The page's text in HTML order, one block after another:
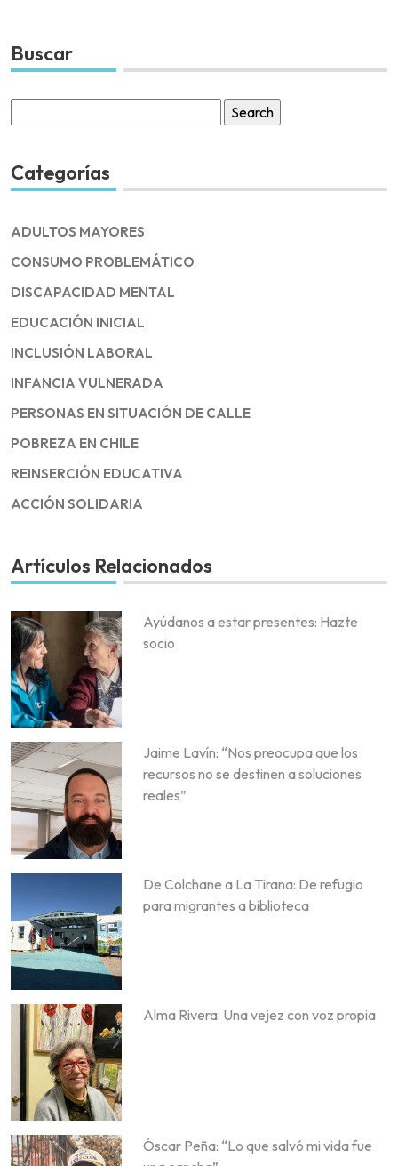
Buscar
for:
Categorías
ADULTOS MAYORES
CONSUMO PROBLEMÁTICO
DISCAPACIDAD MENTAL
EDUCACIÓN INICIAL
INCLUSIÓN LABORAL
INFANCIA VULNERADA
PERSONAS EN SITUACIÓN DE CALLE
POBREZA EN CHILE
REINSERCIÓN EDUCATIVA
ACCIÓN SOLIDARIA
Artículos Relacionados
Ayúdanos a estar presentes: Hazte
socio
Jaime Lavín: “Nos preocupa que los
recursos no se destinen a soluciones
reales”
De Colchane a La Tirana: De refugio
para migrantes a biblioteca
Alma Rivera: Una vejez con voz propia
Óscar Peña: “Lo que salvó mi vida fue